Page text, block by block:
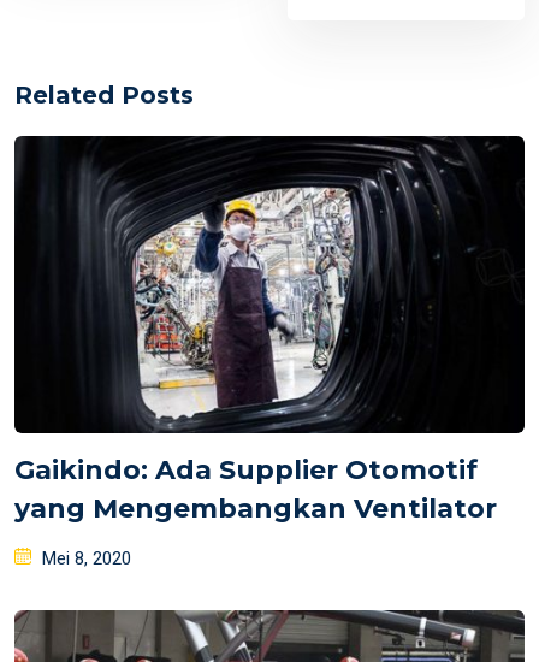
Related Posts
Gaikindo: Ada Supplier Otomotif
yang Mengembangkan Ventilator
Posted
Mei 8, 2020